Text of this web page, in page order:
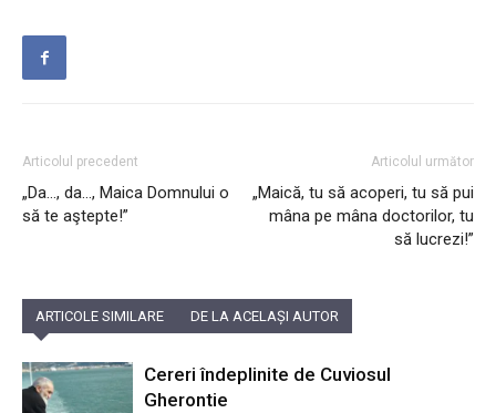
Articolul precedent
„Da…, da…, Maica Domnului o
să te aştepte!”
Articolul următor
„Maică, tu să acoperi, tu să pui
mâna pe mâna doctorilor, tu
să lucrezi!”
ARTICOLE SIMILARE DE LA ACELAȘI AUTOR
Cereri îndeplinite de Cuviosul
Gherontie